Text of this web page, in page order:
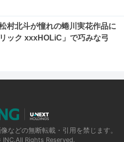
村北斗が憧れの蜷川実花作品に
ック xxxHOLiC」で巧みな弓
などの無断転載・引用を禁じます。
Rights Reserved.